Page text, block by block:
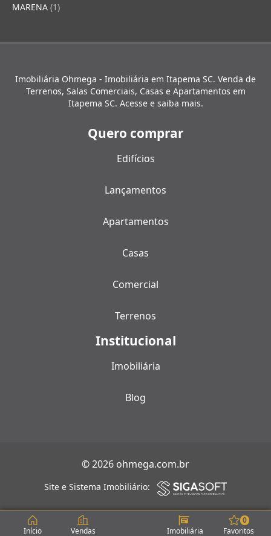
MARENA (1)
Imobiliária Ohmega - Imobiliária em Itapema SC. Venda de
Terrenos, Salas Comerciais, Casas e Apartamentos em
Itapema SC. Acesse e saiba mais.
Quero comprar
Edifícios
Lançamentos
Apartamentos
Casas
Comercial
Terrenos
Institucional
Imobiliária
Blog
© 2026 ohmega.com.br
Site e Sistema Imobiliário:
Início Vendas Imobiliária
0
Favoritos